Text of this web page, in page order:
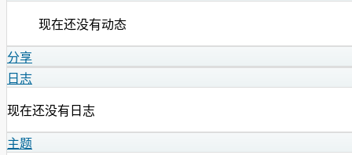
现在还没有动态
分享
日志
现在还没有日志
主题